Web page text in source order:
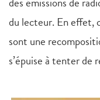
du lecteur. En effet,
sont une
s’épuise à tenter de